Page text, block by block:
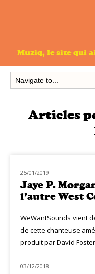
Muziq, le site qui
Articles
NOUVEAUTÉS
25/01/2019
Jaye P.
l’autre West
WeWantSounds vient
de cette chanteuse
produit par David
MUZIQ NEWS
03/12/2018